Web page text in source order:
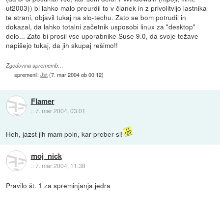
ut2003)) bi lahko malo preurdil to v članek in z privolitvijo lastnika
te strani, objavil tukaj na slo-techu. Zato se bom potrudil in
dokazal, da lahko totalni začetnik usposobi linux za "desktop"
delo... Zato bi prosil vse uporabnike Suse 9.0, da svoje težave
napišejo tukaj, da jih skupaj rešimo!!
Zgodovina sprememb…
spremenil:Jst(7. mar 2004 ob 00:12)
Flamer
::7. mar 2004, 03:01
Heh, jazst jih mam poln, kar preber si!
moj_nick
::7. mar 2004, 11:38
Pravilo št. 1 za spreminjanja jedra